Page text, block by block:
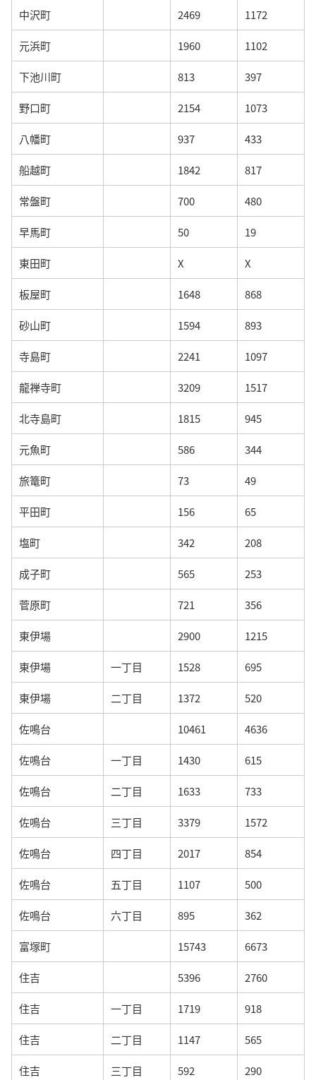
中沢町 2469 1172
元浜町 1960 1102
下池川町 813 397
野口町 2154 1073
八幡町 937 433
船越町 1842 817
常盤町 700 480
早馬町 50 19
東田町 X X
板屋町 1648 868
砂山町 1594 893
寺島町 2241 1097
龍禅寺町 3209 1517
北寺島町 1815 945
元魚町 586 344
旅篭町 73 49
平田町 156 65
塩町 342 208
成子町 565 253
菅原町 721 356
東伊場 2900 1215
東伊場 一丁目 1528 695
東伊場 二丁目 1372 520
佐鳴台 10461 4636
佐鳴台 一丁目 1430 615
佐鳴台 二丁目 1633 733
佐鳴台 三丁目 3379 1572
佐鳴台 四丁目 2017 854
佐鳴台 五丁目 1107 500
佐鳴台 六丁目 895 362
富塚町 15743 6673
住吉 5396 2760
住吉 一丁目 1719 918
住吉 二丁目 1147 565
住吉 三丁目 592 290